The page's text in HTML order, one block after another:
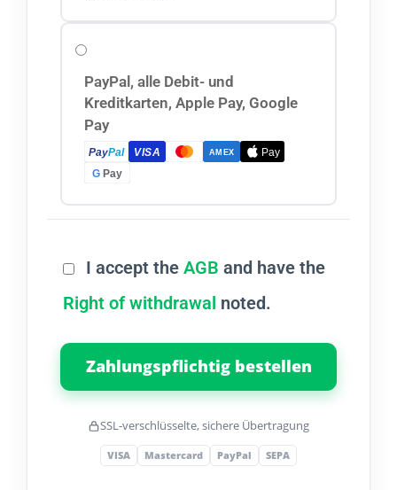
PayPal, alle Debit- und
Kreditkarten, Apple Pay, Google
Pay
PayPal VISA AMEX
Pay
GPay
I accept the AGB and have the
Right of withdrawal noted.
Zahlungspflichtig bestellen
SSL-verschlüsselte, sichere Übertragung
VISA Mastercard PayPal SEPA